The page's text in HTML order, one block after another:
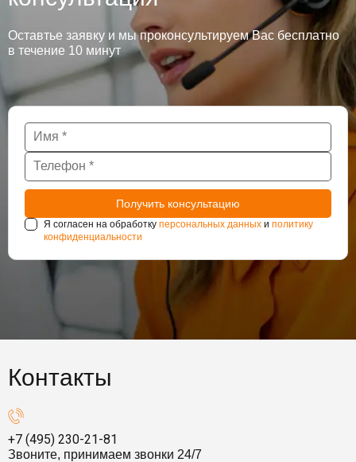
Оставтье заявку и мы проконсультируем Вас бесплатно
в течение 10 минут
Я согласен на обработку персональных данных и политику
конфиденциальности
Контакты
+7 (495) 230-21-81
Звоните, принимаем звонки 24/7